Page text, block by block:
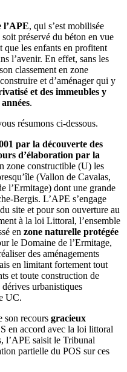
l’APE, qui s’est mobilisée
préservé du béton en vue
que les enfants en profitent
l’avenir. En effet, sans les
classement en zone
et d’aménager qui y
et des immeubles y
.
résumons ci-dessous.
par la découverte des
d’élaboration par la
zone constructible (U) les
(Vallon de Cavalas,
l’Ermitage) dont une grande
Bergis. L’APE s’engage
site et pour son ouverture au
à la loi Littoral, l’ensemble
en zone naturelle protégée
le Domaine de l’Ermitage,
des aménagements
en limitant fortement tout
et toute construction de
urbanistiques
UC.
son recours gracieux
en accord avec la loi littoral
l’APE saisit le Tribunal
partielle du POS sur ces